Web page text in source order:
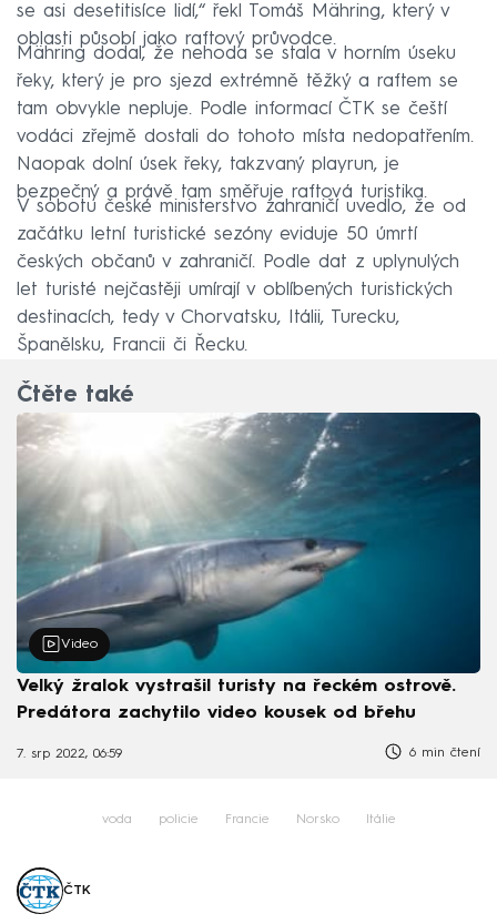
se asi desetitisíce lidí,“ řekl Tomáš Mähring, který v
oblasti působí jako raftový průvodce.
Mähring dodal, že nehoda se stala v horním úseku
řeky, který je pro sjezd extrémně těžký a raftem se
tam obvykle nepluje. Podle informací ČTK se čeští
vodáci zřejmě dostali do tohoto místa nedopatřením.
Naopak dolní úsek řeky, takzvaný playrun, je
bezpečný a právě tam směřuje raftová turistika.
V sobotu české ministerstvo zahraničí uvedlo, že od
začátku letní turistické sezóny eviduje 50 úmrtí
českých občanů v zahraničí. Podle dat z uplynulých
let turisté nejčastěji umírají v oblíbených turistických
destinacích, tedy v Chorvatsku, Itálii, Turecku,
Španělsku, Francii či Řecku.
Čtěte také
Video
Velký žralok vystrašil turisty na řeckém ostrově.
Predátora zachytilo video kousek od břehu
7. srp 2022, 06:59 6 min čtení
voda policie Francie Norsko Itálie
ČTK